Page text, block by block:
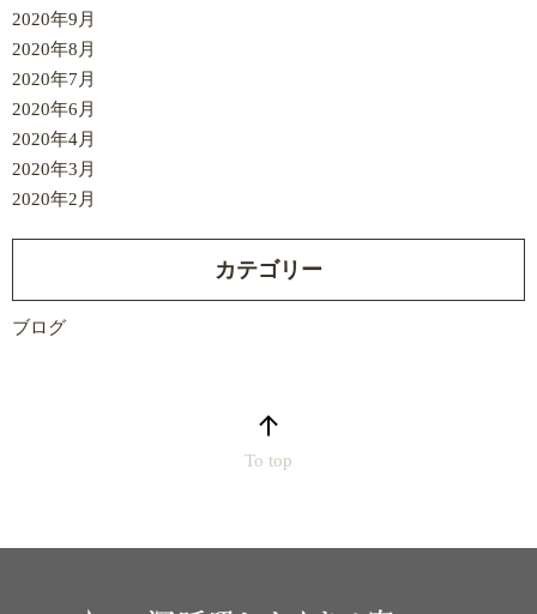
2020年9月
2020年8月
2020年7月
2020年6月
2020年4月
2020年3月
2020年2月
カテゴリー
ブログ
To top